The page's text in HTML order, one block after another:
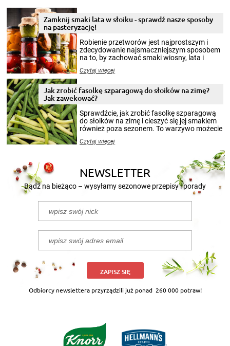
Zamknij smaki lata w słoiku - sprawdź nasze sposoby
na pasteryzację!
Robienie przetworów jest najprostszym i
zdecydowanie najsmaczniejszym sposobem
na to, by zachować smaki wiosny, lata i
krajobrazów, by cieszyć nimi oko w sezonie
pełni poczuć atmosferę cieplejszych
miesięcy. Przygotowanie słoików ze
patenty, które pozwolą zachować świeżość
przetworów.
Czytaj więcej
Jak zrobić fasolkę szparagową do słoików na zimę?
Jak zawekować?
Sprawdźcie, jak zrobić fasolkę szparagową
do słoików na zimę i cieszyć się jej smakiem
również poza sezonem. To warzywo możecie
nasze propozycje!
Czytaj więcej
NEWSLETTER
Bądź na bieżąco – wysyłamy sezonowe przepisy i porady
ZAPISZ SIĘ
Odbiorcy newslettera przyrządzili już ponad 260 000 potraw!